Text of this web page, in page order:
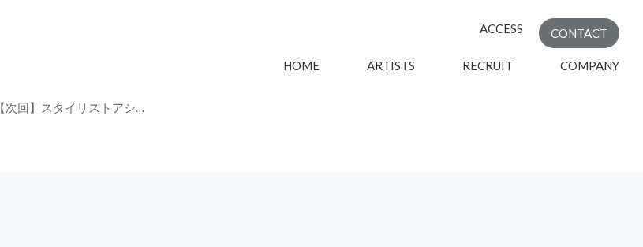
HOME ARTISTS RECRUIT COMPANY
ACCESS CONTACT
【次回】スタイリストアシ…